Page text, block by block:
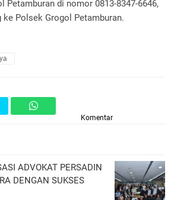
Petamburan di nomor 0813-8347-6646,
ke Polsek Grogol Petamburan.
Komentar
ADVOKAT PERSADIN
DENGAN SUKSES